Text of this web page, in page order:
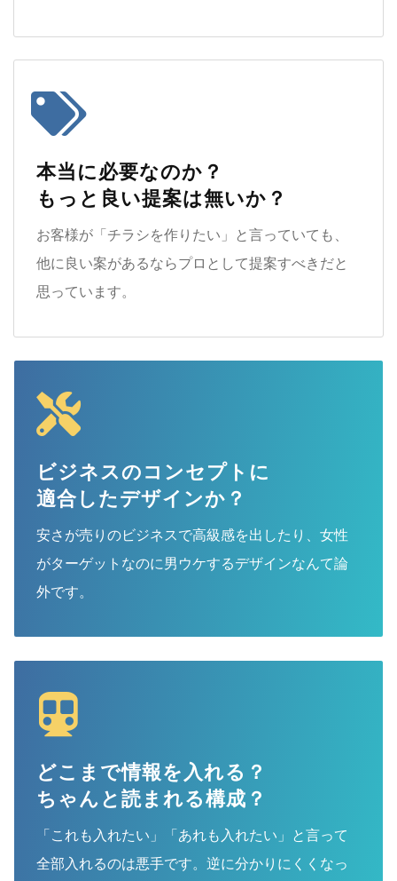
本当に必要なのか？
もっと良い提案は無いか？
お客様が「チラシを作りたい」と言っていても、
他に良い案があるならプロとして提案すべきだと
思っています。
ビジネスのコンセプトに
適合したデザインか？
安さが売りのビジネスで高級感を出したり、女性
がターゲットなのに男ウケするデザインなんて論
外です。
どこまで情報を入れる？
ちゃんと読まれる構成？
「これも入れたい」「あれも入れたい」と言って
全部入れるのは悪手です。逆に分かりにくくなっ